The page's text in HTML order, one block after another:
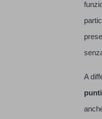
A